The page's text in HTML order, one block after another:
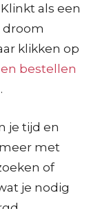
als een
droom
klikken op
bestellen
je tijd en
met
of
je nodig